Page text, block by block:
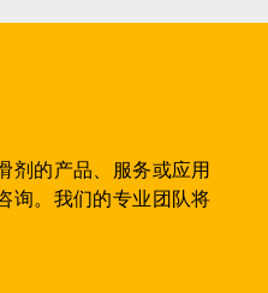
剂的产品、服务或应用
询。我们的专业团队将